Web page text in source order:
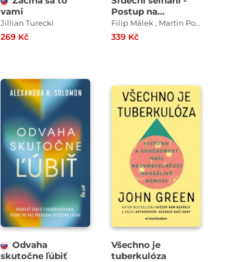
vami
Jillian Turecki
269 Kč
Postup na
urgentním příjmu Filip Málek , Martin Polák , Petr Neužil
339 Kč
Odvaha
skutočne ľúbiť
Všechno je
tuberkulóza